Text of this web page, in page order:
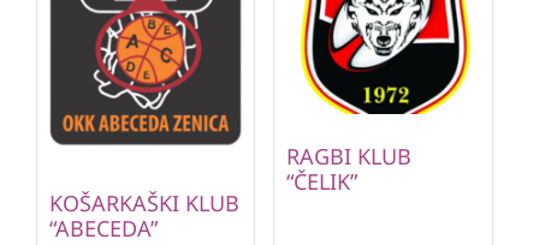
KOŠARKAŠKI KLUB
“ABECEDA”
RAGBI KLUB
“ČELIK”